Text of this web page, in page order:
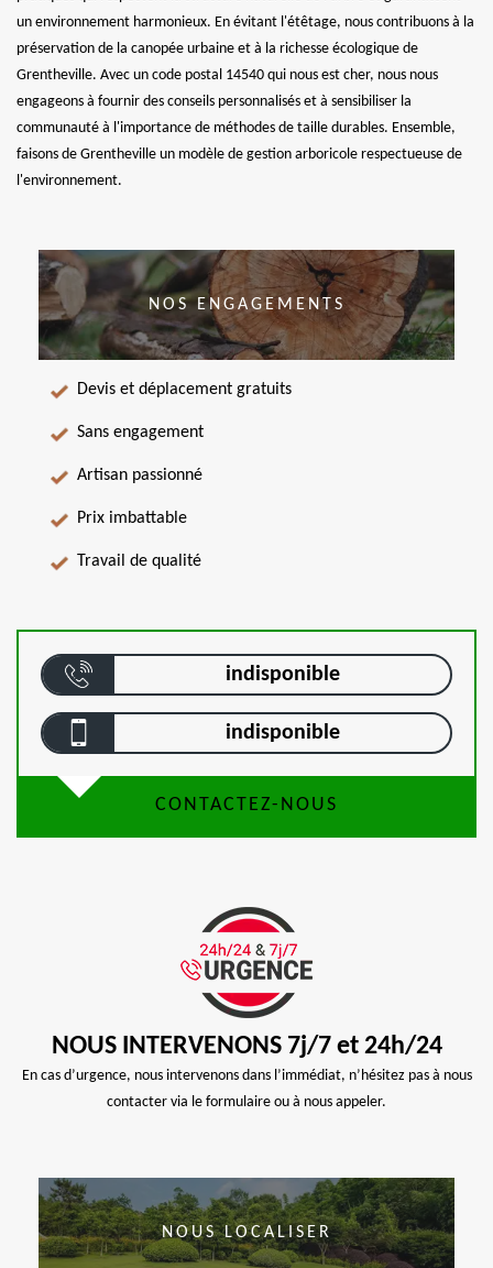
un environnement harmonieux. En évitant l'étêtage, nous contribuons à la
préservation de la canopée urbaine et à la richesse écologique de
Grentheville. Avec un code postal 14540 qui nous est cher, nous nous
engageons à fournir des conseils personnalisés et à sensibiliser la
communauté à l'importance de méthodes de taille durables. Ensemble,
faisons de Grentheville un modèle de gestion arboricole respectueuse de
l'environnement.
NOS ENGAGEMENTS
Devis et déplacement gratuits
Sans engagement
Artisan passionné
Prix imbattable
Travail de qualité
indisponible
indisponible
CONTACTEZ-NOUS
NOUS INTERVENONS 7j/7 et 24h/24
En cas d’urgence, nous intervenons dans l’immédiat, n’hésitez pas à nous
contacter via le formulaire ou à nous appeler.
NOUS LOCALISER